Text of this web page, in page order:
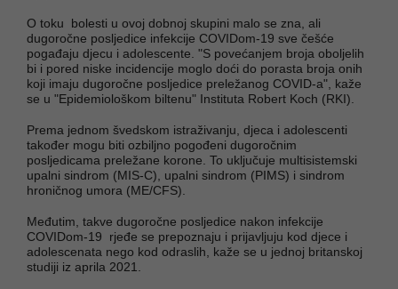
O toku bolesti u ovoj dobnoj skupini malo se zna, ali
dugoročne posljedice infekcije COVIDom-19 sve češće
pogađaju djecu i adolescente. "S povećanjem broja oboljelih
bi i pored niske incidencije moglo doći do porasta broja onih
koji imaju dugoročne posljedice preležanog COVID-a", kaže
se u "Epidemiološkom biltenu" Instituta Robert Koch (RKI).
Prema jednom švedskom istraživanju, djeca i adolescenti
također mogu biti ozbiljno pogođeni dugoročnim
posljedicama preležane korone. To uključuje multisistemski
upalni sindrom (MIS-C), upalni sindrom (PIMS) i sindrom
hroničnog umora (ME/CFS).
Međutim, takve dugoročne posljedice nakon infekcije
COVIDom-19 rjeđe se prepoznaju i prijavljuju kod djece i
adolescenata nego kod odraslih, kaže se u jednoj britanskoj
studiji iz aprila 2021.